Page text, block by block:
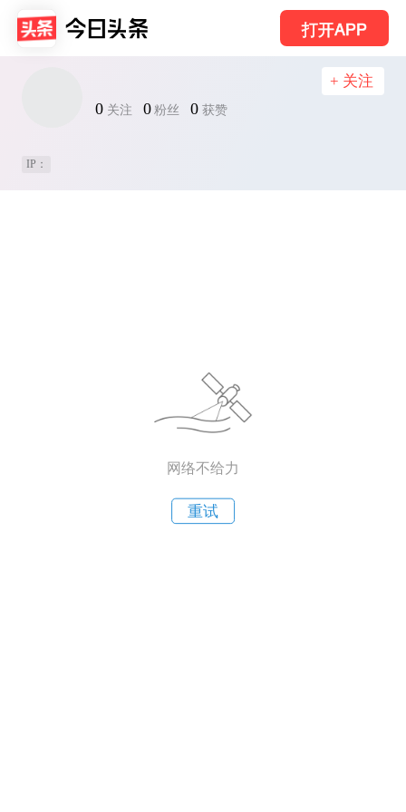
打开APP
0 关注 0 粉丝 0 获赞
+ 关注
IP：
网络不给力
重试